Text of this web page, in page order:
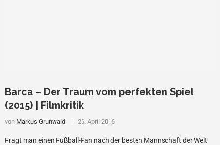
Barca – Der Traum vom perfekten Spiel
(2015) | Filmkritik
von Markus Grunwald 26. April 2016
Fragt man einen Fußball-Fan nach der besten Mannschaft der Welt